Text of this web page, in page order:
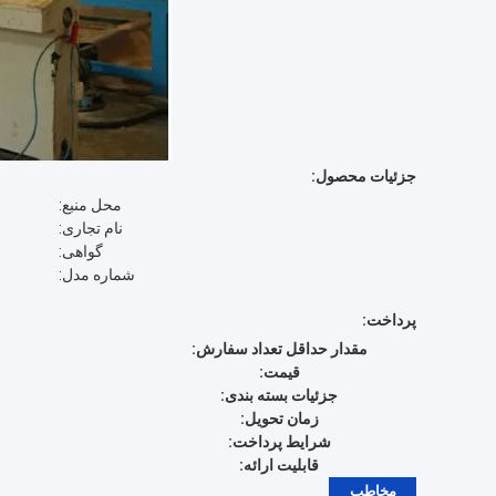
جزئیات محصول:
محل منبع:
نام تجاری:
گواهی:
شماره مدل:
پرداخت:
مقدار حداقل تعداد سفارش:
قیمت:
جزئیات بسته بندی:
زمان تحویل:
شرایط پرداخت:
قابلیت ارائه:
مخاطب